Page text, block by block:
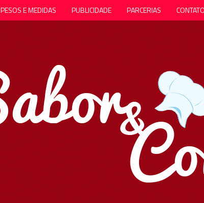
PESOS E MEDIDAS PUBLICIDADE PARCERIAS